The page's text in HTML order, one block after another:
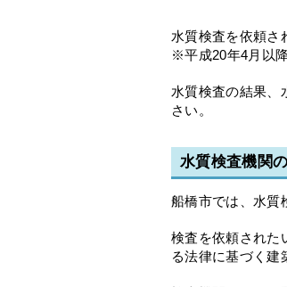
水質検査を依頼さ
※平成20年4月以
水質検査の結果、
さい。
水質検査機関
船橋市では、水質
検査を依頼された
る法律に基づく建